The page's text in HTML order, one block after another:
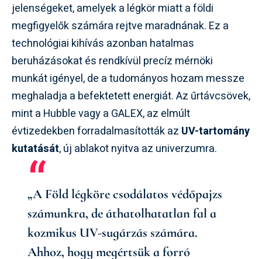
jelenségeket, amelyek a légkör miatt a földi
megfigyelők számára rejtve maradnának. Ez a
technológiai kihívás azonban hatalmas
beruházásokat és rendkívül precíz mérnöki
munkát igényel, de a tudományos hozam messze
meghaladja a befektetett energiát. Az űrtávcsövek,
mint a Hubble vagy a GALEX, az elmúlt
évtizedekben forradalmasították az UV-tartomány
kutatását, új ablakot nyitva az univerzumra.
„A Föld légköre csodálatos védőpajzs
számunkra, de áthatolhatatlan fal a
kozmikus UV-sugárzás számára.
Ahhoz, hogy megértsük a forró